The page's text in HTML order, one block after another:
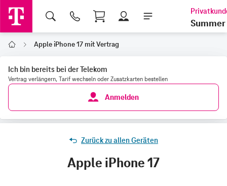
Shopping Cart
Summer
Home Apple iPhone 17 mit Vertrag
Ich bin bereits bei der Telekom
Vertrag verlängern, Tarif wechseln oder Zusatzkarten bestellen
Anmelden
Zurück zu allen Geräten
Apple iPhone 17